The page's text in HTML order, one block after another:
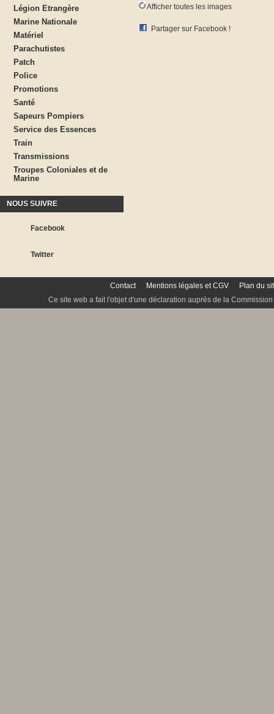
Légion Etrangère
Marine Nationale
Matériel
Parachutistes
Patch
Police
Promotions
Santé
Sapeurs Pompiers
Service des Essences
Train
Transmissions
Troupes Coloniales et de
Marine
NOUS SUIVRE
Facebook
Twitter
Afficher toutes les images
Partager sur Facebook !
Contact Mentions légales et CGV
Plan du
Ce site web a fait l'objet d'une déclaration auprès de la